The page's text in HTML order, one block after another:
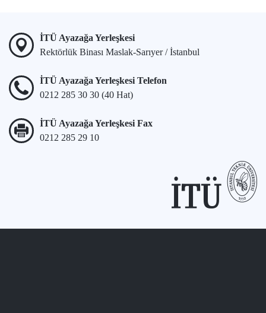
İTÜ Ayazağa Yerleşkesi
Rektörlük Binası Maslak-Sarıyer / İstanbul
İTÜ Ayazağa Yerleşkesi Telefon
0212 285 30 30 (40 Hat)
İTÜ Ayazağa Yerleşkesi Fax
0212 285 29 10